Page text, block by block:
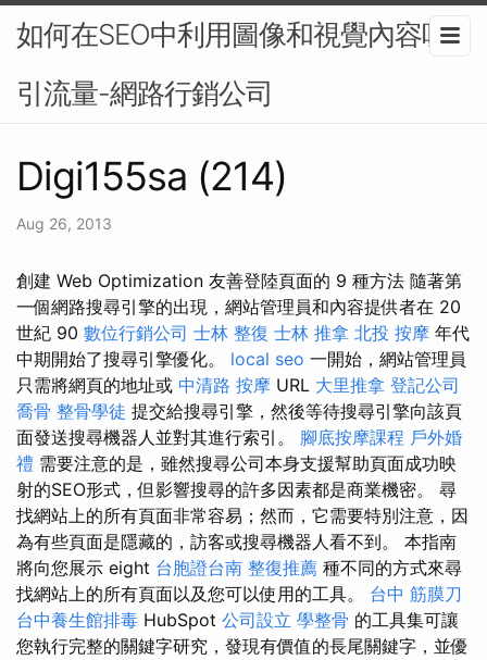
如何在SEO中利用圖像和視覺內容吸
引流量-網路行銷公司
Digi155sa (214)
Aug 26, 2013
創建 Web Optimization 友善登陸頁面的 9 種方法 隨著第
一個網路搜尋引擎的出現，網站管理員和內容提供者在 20
世紀 90 數位行銷公司 士林 整復 士林 推拿 北投 按摩 年代
中期開始了搜尋引擎優化。 local seo 一開始，網站管理員
只需將網頁的地址或 中清路 按摩 URL 大里推拿 登記公司
喬骨 整骨學徒 提交給搜尋引擎，然後等待搜尋引擎向該頁
面發送搜尋機器人並對其進行索引。 腳底按摩課程 戶外婚
禮 需要注意的是，雖然搜尋公司本身支援幫助頁面成功映
射的SEO形式，但影響搜尋的許多因素都是商業機密。 尋
找網站上的所有頁面非常容易；然而，它需要特別注意，因
為有些頁面是隱藏的，訪客或搜尋機器人看不到。 本指南
將向您展示 eight 台胞證台南 整復推薦 種不同的方式來尋
找網站上的所有頁面以及您可以使用的工具。 台中 筋膜刀
台中養生館排毒 HubSpot 公司設立 學整骨 的工具集可讓
您執行完整的關鍵字研究，發現有價值的長尾關鍵字，並優